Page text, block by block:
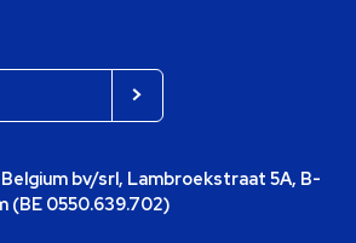
bv/srl, Lambroekstraat 5A, B-
(BE 0550.639.702)